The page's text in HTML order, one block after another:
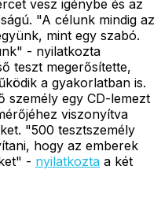
vesz igénybe és az
"A célunk mindig az
mint egy szabó.
- nyilatkozta
teszt megerősítette,
a gyakorlatban is.
egy CD-lemezt
viszonyítva
"500 tesztszemély
hogy az emberek
- nyilatkozta a két